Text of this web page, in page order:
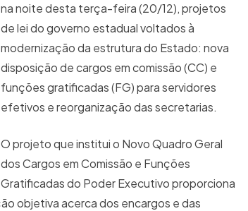
na noite desta terça-feira (20/12), projetos
de lei do governo estadual voltados à
modernização da estrutura do Estado: nova
disposição de cargos em comissão (CC) e
funções gratificadas (FG) para servidores
efetivos e reorganização das secretarias.
O projeto que institui o Novo Quadro Geral
dos Cargos em Comissão e Funções
Gratificadas do Poder Executivo proporciona
objetiva acerca dos encargos e das